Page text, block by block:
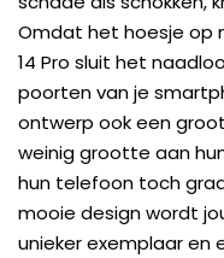
Omdat het hoesje op
14 Pro sluit het
poorten van je
ontwerp ook een
weinig grootte aan
hun telefoon toch
mooie design wordt
unieker exemplaar en